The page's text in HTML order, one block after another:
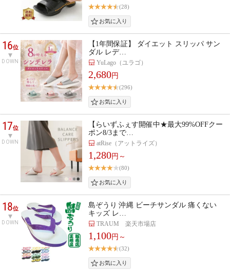
(28)
16位
DOWN
【1年間保証】 ダイエット スリッパ サン
ダル レデ…
YuLago（ユラゴ）
2,680円
(296)
17位
DOWN
【らいずふぇす開催中★最大99%OFFクー
ポン8/3まで…
atRise（アットライズ）
1,280円～
(80)
18位
DOWN
島ぞうり 沖縄 ビーチサンダル 痛くない
キッズ レ…
TRAUM 楽天市場店
1,100円～
(32)